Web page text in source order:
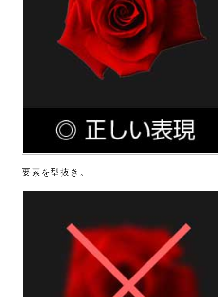
要素を型抜き。